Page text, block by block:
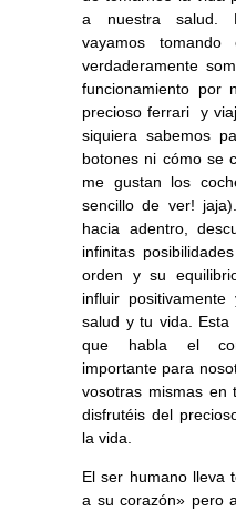
a nuestra salud.
vayamos
verdaderamente
funcionamiento por
precioso ferrari y
siquiera sabemos
botones ni cómo se
me gustan los
sencillo de ver!
hacia adentro,
infinitas
orden y su
influir
salud y tu vida. Esta
que habla el
importante para
vosotras mismas en
disfrutéis del
la vida.
El ser humano lleva
a su corazón» pero